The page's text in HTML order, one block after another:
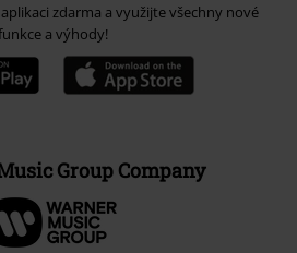
zdarma a využijte všechny nové
a výhody!
Group Company